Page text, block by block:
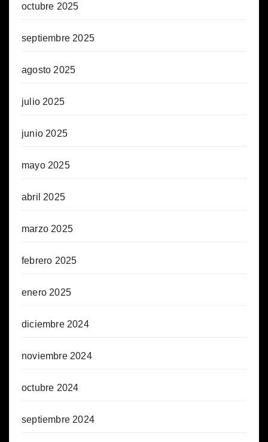
octubre 2025
septiembre 2025
agosto 2025
julio 2025
junio 2025
mayo 2025
abril 2025
marzo 2025
febrero 2025
enero 2025
diciembre 2024
noviembre 2024
octubre 2024
septiembre 2024